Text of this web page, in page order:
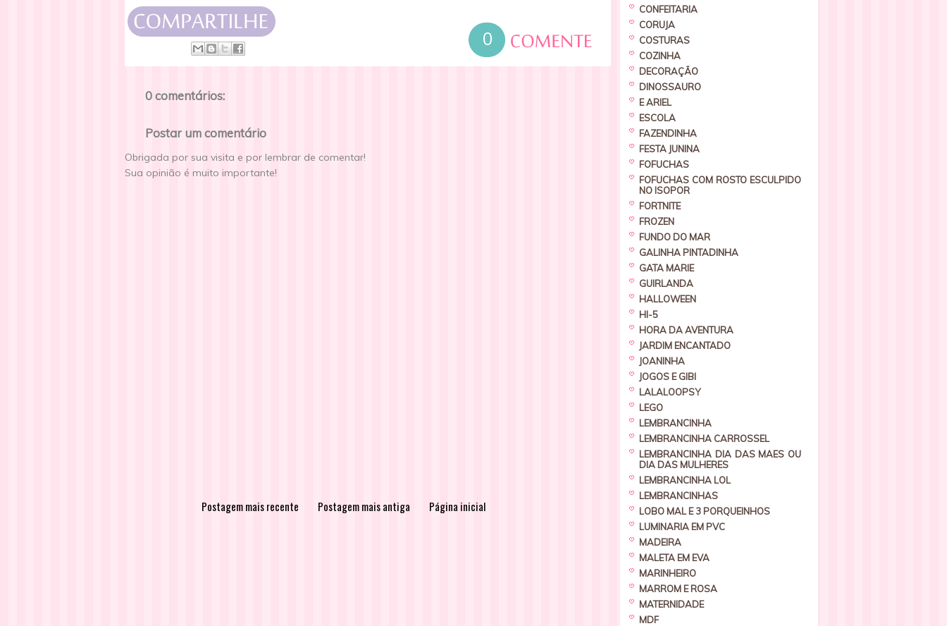
0
0 comentários:
Postar um comentário
Obrigada por sua visita e por lembrar de comentar!
Sua opinião é muito importante!
Postagem mais recente Postagem mais antiga Página inicial
CONFEITARIA
CORUJA
COSTURAS
COZINHA
DECORAÇÃO
DINOSSAURO
E ARIEL
ESCOLA
FAZENDINHA
FESTA JUNINA
FOFUCHAS
FOFUCHAS COM ROSTO ESCULPIDO
NO ISOPOR
FORTNITE
FROZEN
FUNDO DO MAR
GALINHA PINTADINHA
GATA MARIE
GUIRLANDA
HALLOWEEN
HI-5
HORA DA AVENTURA
JARDIM ENCANTADO
JOANINHA
JOGOS E GIBI
LALALOOPSY
LEGO
LEMBRANCINHA
LEMBRANCINHA CARROSSEL
LEMBRANCINHA DIA DAS MAES OU
DIA DAS MULHERES
LEMBRANCINHA LOL
LEMBRANCINHAS
LOBO MAL E 3 PORQUEINHOS
LUMINARIA EM PVC
MADEIRA
MALETA EM EVA
MARINHEIRO
MARROM E ROSA
MATERNIDADE
MDF